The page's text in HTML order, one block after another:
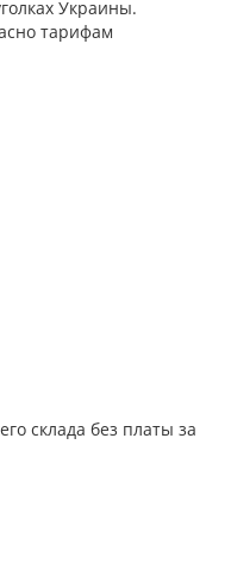
Украины.
тарифам
склада без платы за